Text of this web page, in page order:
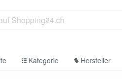
Kategorie Hersteller